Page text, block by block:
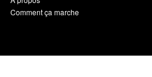
Comment ça marche